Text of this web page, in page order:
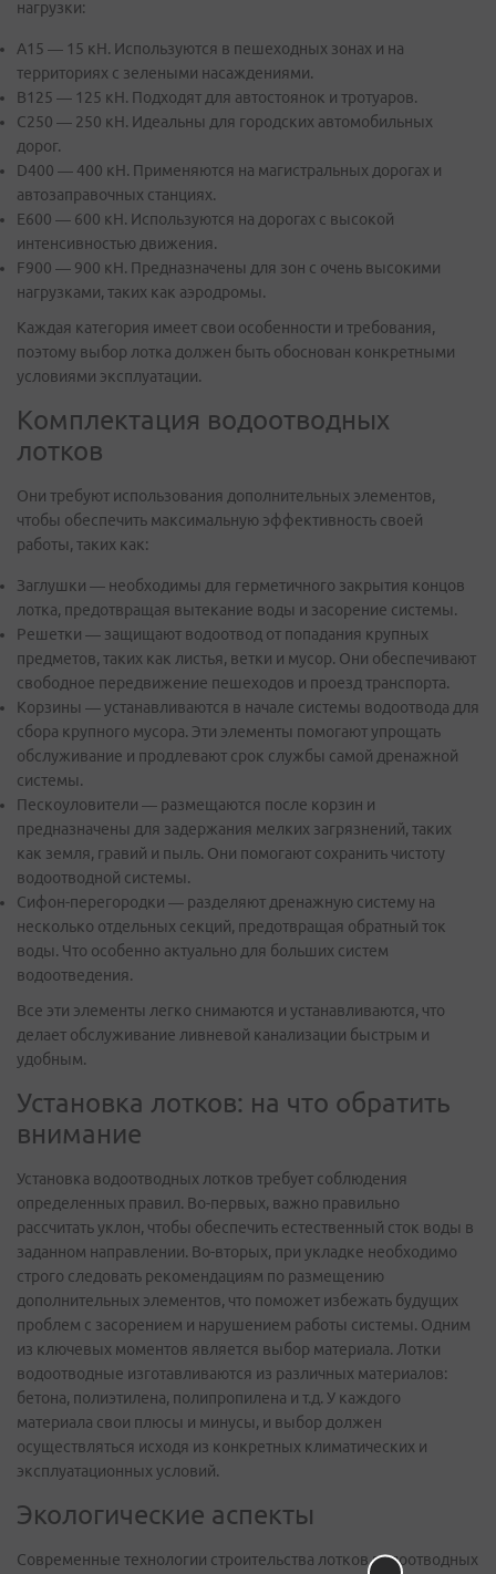
нагрузки:
A15 — 15 кН. Используются в пешеходных зонах и на
территориях с зелеными насаждениями.
B125 — 125 кН. Подходят для автостоянок и тротуаров.
C250 — 250 кН. Идеальны для городских автомобильных
дорог.
D400 — 400 кН. Применяются на магистральных дорогах и
автозаправочных станциях.
E600 — 600 кН. Используются на дорогах с высокой
интенсивностью движения.
F900 — 900 кН. Предназначены для зон с очень высокими
нагрузками, таких как аэродромы.
Каждая категория имеет свои особенности и требования,
поэтому выбор лотка должен быть обоснован конкретными
условиями эксплуатации.
Комплектация водоотводных
лотков
Они требуют использования дополнительных элементов,
чтобы обеспечить максимальную эффективность своей
работы, таких как:
Заглушки — необходимы для герметичного закрытия концов
лотка, предотвращая вытекание воды и засорение системы.
Решетки — защищают водоотвод от попадания крупных
предметов, таких как листья, ветки и мусор. Они обеспечивают
свободное передвижение пешеходов и проезд транспорта.
Корзины — устанавливаются в начале системы водоотвода для
сбора крупного мусора. Эти элементы помогают упрощать
обслуживание и продлевают срок службы самой дренажной
системы.
Пескоуловители — размещаются после корзин и
предназначены для задержания мелких загрязнений, таких
как земля, гравий и пыль. Они помогают сохранить чистоту
водоотводной системы.
Сифон-перегородки — разделяют дренажную систему на
несколько отдельных секций, предотвращая обратный ток
воды. Что особенно актуально для больших систем
водоотведения.
Все эти элементы легко снимаются и устанавливаются, что
делает обслуживание ливневой канализации быстрым и
удобным.
Установка лотков: на что обратить
внимание
Установка водоотводных лотков требует соблюдения
определенных правил. Во-первых, важно правильно
рассчитать уклон, чтобы обеспечить естественный сток воды в
заданном направлении. Во-вторых, при укладке необходимо
строго следовать рекомендациям по размещению
дополнительных элементов, что поможет избежать будущих
проблем с засорением и нарушением работы системы. Одним
из ключевых моментов является выбор материала. Лотки
водоотводные изготавливаются из различных материалов:
бетона, полиэтилена, полипропилена и т.д. У каждого
материала свои плюсы и минусы, и выбор должен
осуществляться исходя из конкретных климатических и
эксплуатационных условий.
Экологические аспекты
Современные технологии строительства лотков водоотводных